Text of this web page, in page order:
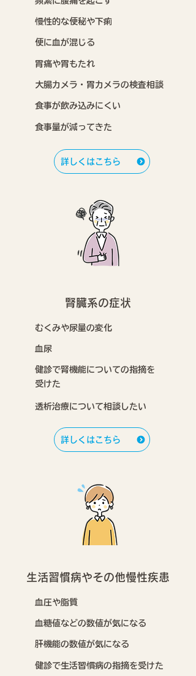
慢性的な便秘や下痢
便に血が混じる
胃痛や胃もたれ
大腸カメラ・胃カメラの検査相談
食事が飲み込みにくい
食事量が減ってきた
詳しくはこちら
腎臓系の症状
むくみや尿量の変化
血尿
健診で腎機能についての指摘を
受けた
透析治療について相談したい
詳しくはこちら
生活習慣病やその他慢性疾患
血圧や脂質
血糖値などの数値が気になる
肝機能の数値が気になる
健診で生活習慣病の指摘を受けた